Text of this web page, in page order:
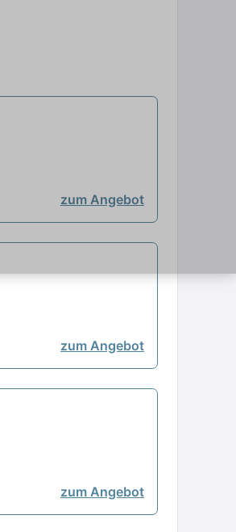
zum Angebot
zum Angebot
zum Angebot